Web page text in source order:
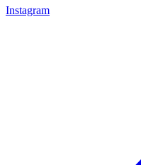
Instagram